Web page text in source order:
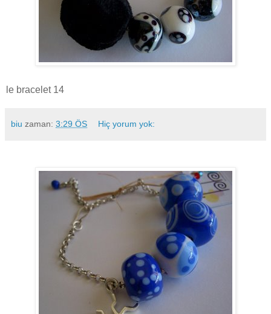
le bracelet 14
biu zaman: 3:29 ÖS Hiç yorum yok: